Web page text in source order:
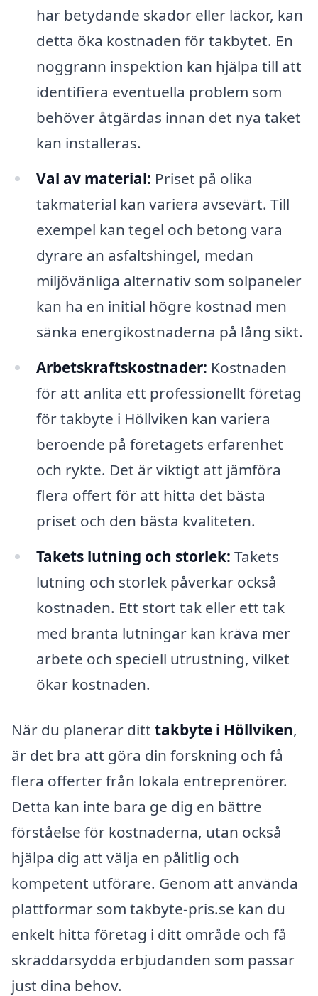
har betydande skador eller läckor, kan
detta öka kostnaden för takbytet. En
noggrann inspektion kan hjälpa till att
identifiera eventuella problem som
behöver åtgärdas innan det nya taket
kan installeras.
Val av material: Priset på olika
takmaterial kan variera avsevärt. Till
exempel kan tegel och betong vara
dyrare än asfaltshingel, medan
miljövänliga alternativ som solpaneler
kan ha en initial högre kostnad men
sänka energikostnaderna på lång sikt.
Arbetskraftskostnader: Kostnaden
för att anlita ett professionellt företag
för takbyte i Höllviken kan variera
beroende på företagets erfarenhet
och rykte. Det är viktigt att jämföra
flera offert för att hitta det bästa
priset och den bästa kvaliteten.
Takets lutning och storlek: Takets
lutning och storlek påverkar också
kostnaden. Ett stort tak eller ett tak
med branta lutningar kan kräva mer
arbete och speciell utrustning, vilket
ökar kostnaden.
När du planerar ditt takbyte i Höllviken,
är det bra att göra din forskning och få
flera offerter från lokala entreprenörer.
Detta kan inte bara ge dig en bättre
förståelse för kostnaderna, utan också
hjälpa dig att välja en pålitlig och
kompetent utförare. Genom att använda
plattformar som takbyte-pris.se kan du
enkelt hitta företag i ditt område och få
skräddarsydda erbjudanden som passar
just dina behov.